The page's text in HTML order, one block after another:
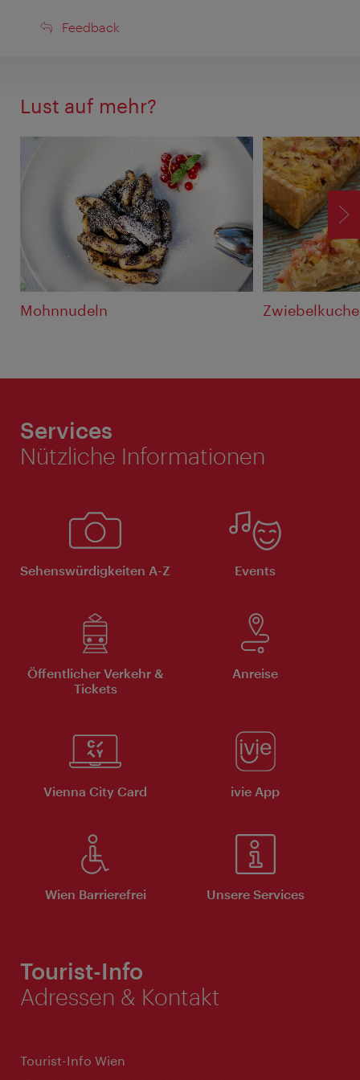
Feedback
Feedback
Lust auf mehr?
Mohnnudeln
Services
Nützliche Informationen
Sehenswürdigkeiten A-Z Events
Öffentlicher Verkehr &
Tickets
Anreise
Vienna City Card ivie App
Wien Barrierefrei Unsere Services
Tourist-Info
Adressen & Kontakt
Tourist-Info Wien